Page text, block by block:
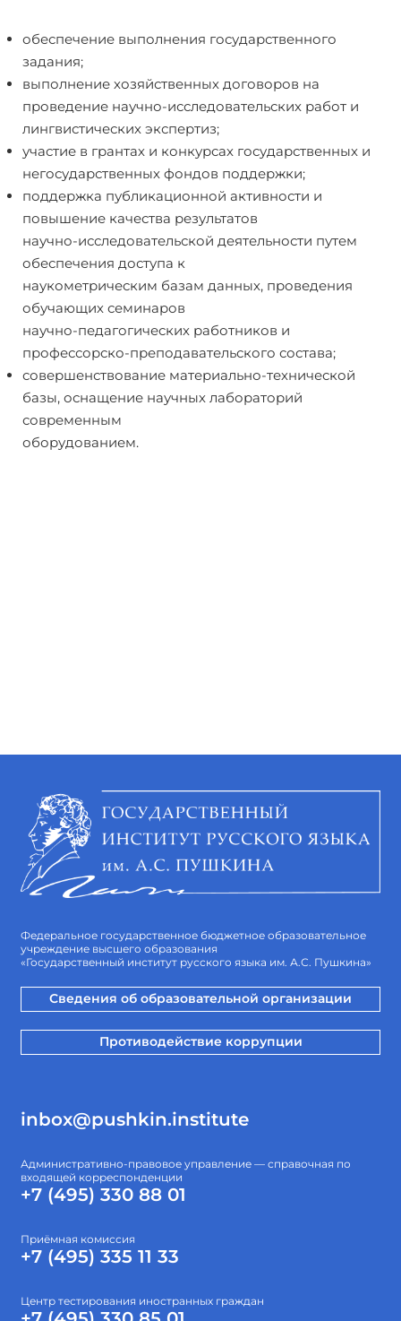
обеспечение выполнения государственного
задания;
выполнение хозяйственных договоров на
проведение научно-исследовательских работ и
лингвистических экспертиз;
участие в грантах и конкурсах государственных и
негосударственных фондов поддержки;
поддержка публикационной активности и
повышение качества результатов
научно-исследовательской деятельности путем
обеспечения доступа к
наукометрическим базам данных, проведения
обучающих семинаров
научно-педагогических работников и
профессорско-преподавательского состава;
совершенствование материально-технической
базы, оснащение научных лабораторий
современным
оборудованием.
Федеральное государственное бюджетное образовательное
учреждение высшего образования
«Государственный институт русского языка им. А.С. Пушкина»
Сведения об образовательной организации
Противодействие коррупции
inbox@pushkin.institute
Административно-правовое управление — справочная по
входящей корреспонденции
+7 (495) 330 88 01
Приёмная комиссия
+7 (495) 335 11 33
Центр тестирования иностранных граждан